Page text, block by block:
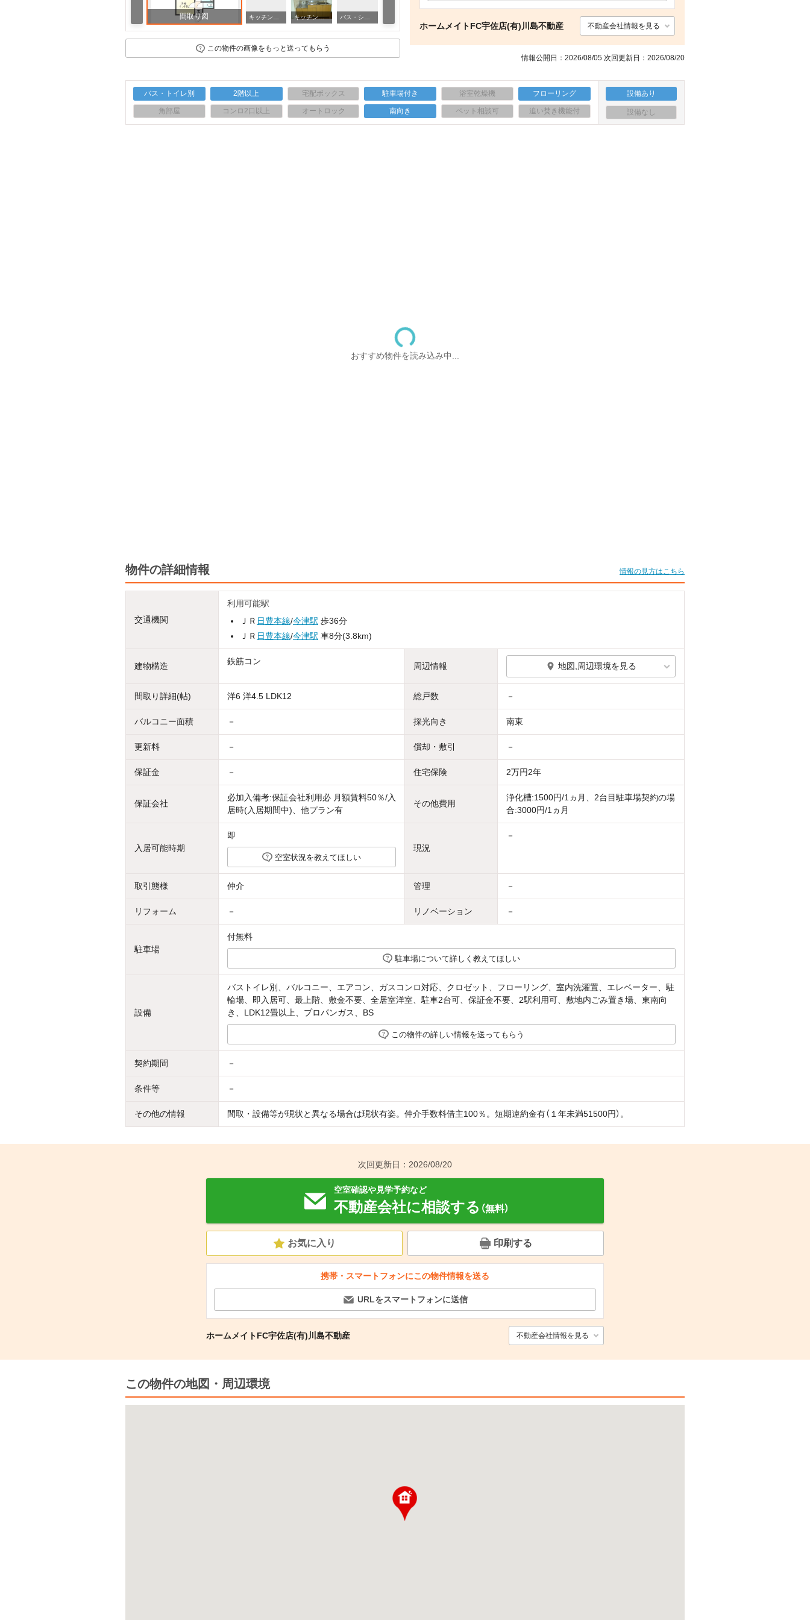
間取り図 キッチン キッチン 玄関 玄関 その他 A－プライス中津店（その他）まで1000m
この物件の画像をもっと送ってもらう
ホームメイトFC宇佐店(有)川島不動産 不動産会社情報を見る
情報公開日：2026/08/05 次回更新日：2026/08/20
バス・トイレ別 2階以上 宅配ボックス 駐車場付き 浴室乾燥機 フローリング
角部屋 コンロ2口以上 オートロック 南向き ペット相談可 追い焚き機能付
設備あり
設備なし
おすすめ物件を読み込み中...
物件の詳細情報 情報の見方はこちら
交通機関
利用可能駅
ＪＲ 日豊本線/今津駅 歩36分
ＪＲ 日豊本線/今津駅 車8分(3.8km)
建物構造 鉄筋コン 周辺情報 地図,周辺環境を見る
間取り詳細(帖) 洋6 洋4.5 LDK12 総戸数 －
バルコニー面積 － 採光向き 南東
更新料 － 償却・敷引 －
保証金 － 住宅保険 2万円2年
保証会社
必加入備考:保証会社利用必 月額賃料50％/入
居時(入居期間中)、他プラン有
その他費用
浄化槽:1500円/1ヵ月、2台目駐車場契約の場
合:3000円/1ヵ月
入居可能時期
即
空室状況を教えてほしい
現況
－
取引態様 仲介 管理 －
リフォーム － リノベーション －
駐車場
付無料
駐車場について詳しく教えてほしい
設備
バストイレ別、バルコニー、エアコン、ガスコンロ対応、クロゼット、フローリング、室内洗濯置、エレベーター、駐
輪場、即入居可、最上階、敷金不要、全居室洋室、駐車2台可、保証金不要、2駅利用可、敷地内ごみ置き場、東南向
き、LDK12畳以上、プロパンガス、BS
この物件の詳しい情報を送ってもらう
契約期間 －
条件等 －
その他の情報 間取・設備等が現状と異なる場合は現状有姿。仲介手数料借主100％。短期違約金有（１年未満51500円）。
次回更新日：2026/08/20
空室確認や見学予約など
不動産会社に相談する （無料）
お気に入り 印刷する
携帯・スマートフォンにこの物件情報を送る
URLをスマートフォンに送信
ホームメイトFC宇佐店(有)川島不動産 不動産会社情報を見る
この物件の地図・周辺環境